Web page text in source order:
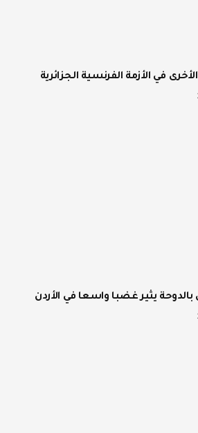
في الأزمة الفرنسية الجزائرية
يثير غضبا واسعا في الأردن